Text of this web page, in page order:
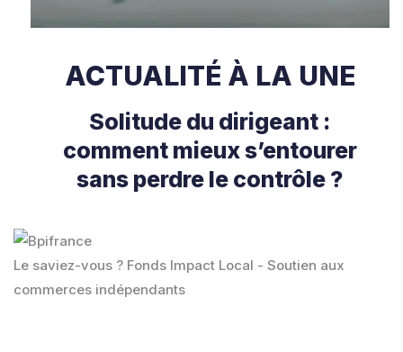
ACTUALITÉ À LA UNE
Solitude du dirigeant :
comment mieux s’entourer
sans perdre le contrôle ?
Le saviez-vous ? Fonds Impact Local - Soutien aux
commerces indépendants